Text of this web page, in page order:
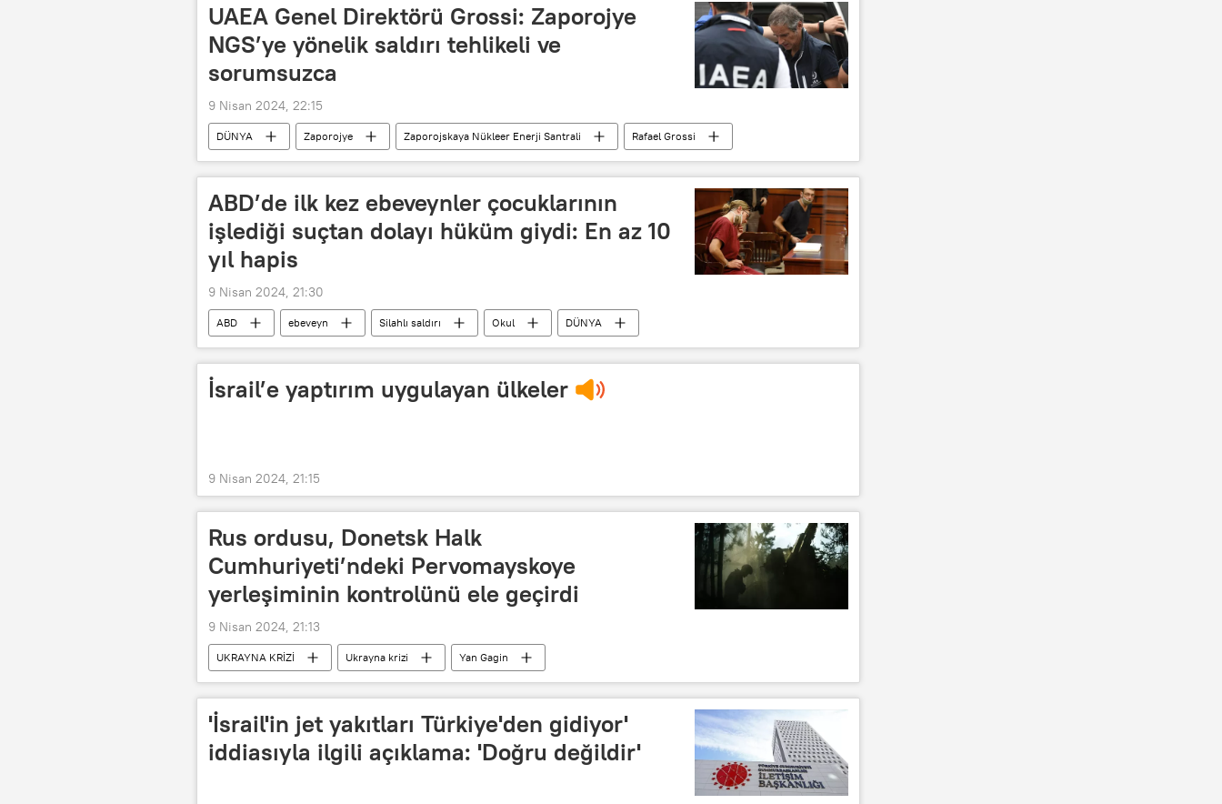
UAEA Genel Direktörü Grossi: Zaporojye
NGS’ye yönelik saldırı tehlikeli ve
sorumsuzca
9 Nisan 2024, 22:15
DÜNYA Zaporojye Zaporojskaya Nükleer Enerji Santrali Rafael Grossi
ABD’de ilk kez ebeveynler çocuklarının
işlediği suçtan dolayı hüküm giydi: En az 10
yıl hapis
9 Nisan 2024, 21:30
ABD ebeveyn Silahlı saldırı Okul DÜNYA
İsrail’e yaptırım uygulayan ülkeler
9 Nisan 2024, 21:15
Rus ordusu, Donetsk Halk
Cumhuriyeti’ndeki Pervomayskoye
yerleşiminin kontrolünü ele geçirdi
9 Nisan 2024, 21:13
UKRAYNA KRİZİ Ukrayna krizi Yan Gagin
'İsrail'in jet yakıtları Türkiye'den gidiyor'
iddiasıyla ilgili açıklama: 'Doğru değildir'